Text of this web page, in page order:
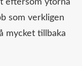
eftersom ytorna
som verkligen
mycket tillbaka